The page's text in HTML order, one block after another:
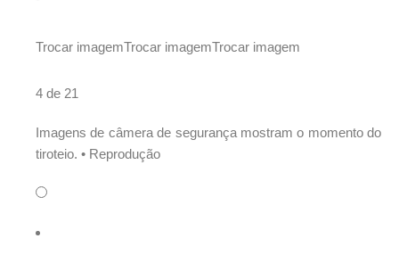
Trocar imagemTrocar imagemTrocar imagem
4 de 21
Imagens de câmera de segurança mostram o momento do
tiroteio. • Reprodução